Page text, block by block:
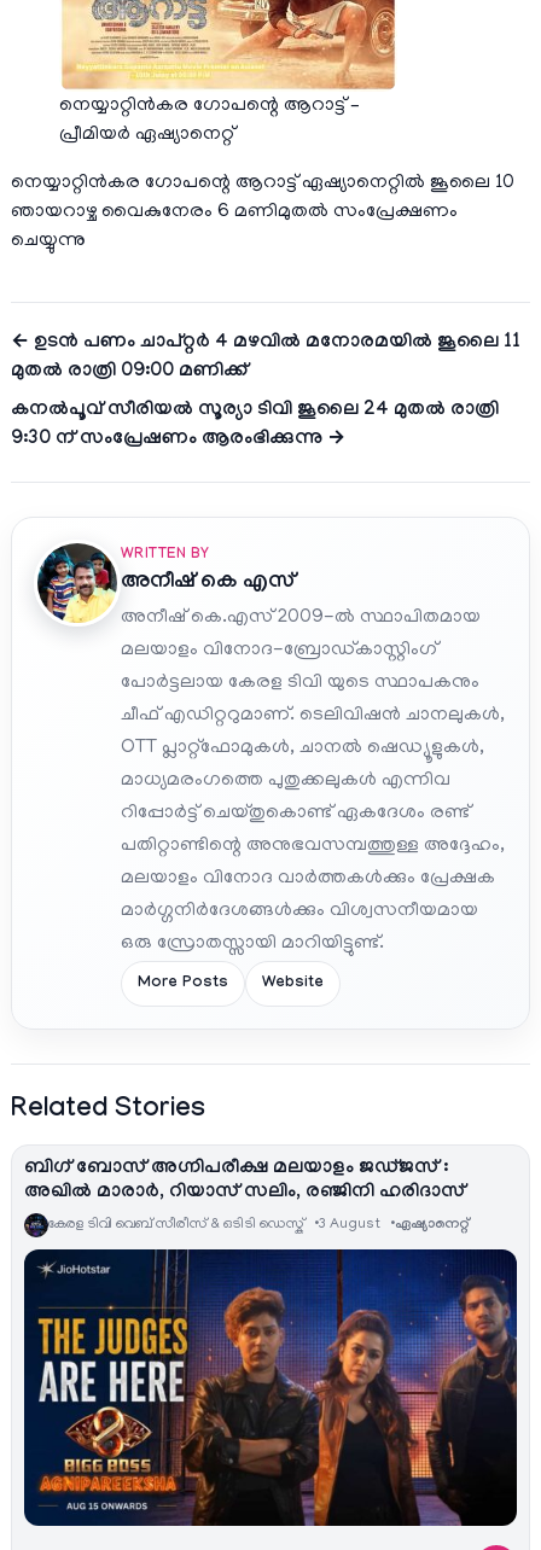
നെയ്യാറ്റിൻകര ഗോപന്റെ ആറാട്ട് –
പ്രീമിയര്‍ ഏഷ്യാനെറ്റ്‌
നെയ്യാറ്റിൻകര ഗോപന്റെ ആറാട്ട് ഏഷ്യാനെറ്റിൽ ജൂലൈ 10
ഞായറാഴ്ച വൈകുനേരം 6 മണിമുതൽ സംപ്രേക്ഷണം
ചെയ്യുന്നു
← ഉടൻ പണം ചാപ്റ്റർ 4 മഴവിൽ മനോരമയിൽ ജൂലൈ 11
മുതൽ രാത്രി 09:00 മണിക്ക്
കനൽപൂവ് സീരിയല്‍ സൂര്യാ ടിവി ജൂലൈ 24 മുതൽ രാത്രി
9:30 ന് സംപ്രേഷണം ആരംഭിക്കുന്നു →
WRITTEN BY
അനീഷ്‌ കെ എസ്
അനീഷ് കെ.എസ് 2009-ൽ സ്ഥാപിതമായ
മലയാളം വിനോദ-ബ്രോഡ്കാസ്റ്റിംഗ്
പോർട്ടലായ കേരള ടിവി യുടെ സ്ഥാപകനും
ചീഫ് എഡിറ്ററുമാണ്. ടെലിവിഷൻ ചാനലുകൾ,
OTT പ്ലാറ്റ്‌ഫോമുകൾ, ചാനൽ ഷെഡ്യൂളുകൾ,
മാധ്യമരംഗത്തെ പുതുക്കലുകൾ എന്നിവ
റിപ്പോർട്ട് ചെയ്തുകൊണ്ട് ഏകദേശം രണ്ട്
പതിറ്റാണ്ടിന്റെ അനുഭവസമ്പത്തുള്ള അദ്ദേഹം,
മലയാളം വിനോദ വാർത്തകൾക്കും പ്രേക്ഷക
മാർഗ്ഗനിർദേശങ്ങൾക്കും വിശ്വസനീയമായ
ഒരു സ്രോതസ്സായി മാറിയിട്ടുണ്ട്.
More Posts Website
Related Stories
ബിഗ് ബോസ് അഗ്നിപരീക്ഷ മലയാളം ജഡ്ജസ് :
അഖിൽ മാരാർ, റിയാസ് സലിം, രഞ്ജിനി ഹരിദാസ്
കേരള ടിവി വെബ് സീരീസ് & ഒടിടി ഡെസ്ക് 3 August ഏഷ്യാനെറ്റ്‌